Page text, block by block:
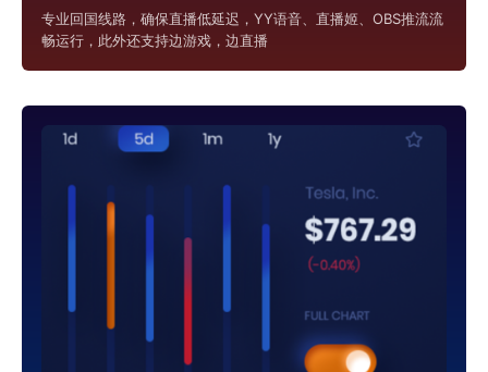
专业回国线路，确保直播低延迟，YY语音、直播姬、OBS推流流
畅运行，此外还支持边游戏，边直播